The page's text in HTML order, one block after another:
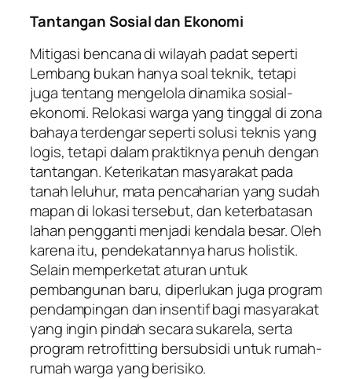
Tantangan Sosial dan Ekonomi
Mitigasi bencana di wilayah padat seperti
Lembang bukan hanya soal teknik, tetapi
juga tentang mengelola dinamika sosial-
ekonomi. Relokasi warga yang tinggal di zona
bahaya terdengar seperti solusi teknis yang
logis, tetapi dalam praktiknya penuh dengan
tantangan. Keterikatan masyarakat pada
tanah leluhur, mata pencaharian yang sudah
mapan di lokasi tersebut, dan keterbatasan
lahan pengganti menjadi kendala besar. Oleh
karena itu, pendekatannya harus holistik.
Selain memperketat aturan untuk
pembangunan baru, diperlukan juga program
pendampingan dan insentif bagi masyarakat
yang ingin pindah secara sukarela, serta
program retrofitting bersubsidi untuk rumah-
rumah warga yang berisiko.